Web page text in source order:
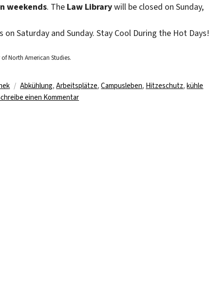
weekends. The Law Librarywill be closed on Sunday,
Saturday and Sunday. Stay Cool During the Hot Days!
North American Studies.
Schlagwörter
Abkühlung,Arbeitsplätze,Campusleben, Hitzeschutz,kühle
einen Kommentarzu